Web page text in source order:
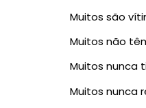
Muitos são
Muitos não
Muitos nunca
Muitos nunca